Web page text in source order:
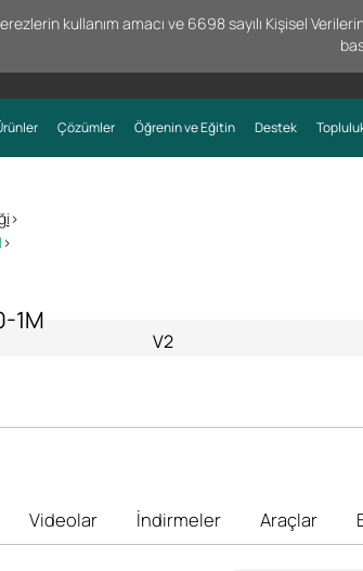
kullanım amacı ve 6698 sayılı Kişisel
Çözümler Öğrenin ve Eğitin Destek
>
>
1M
V2
Videolar İndirmeler Araçlar